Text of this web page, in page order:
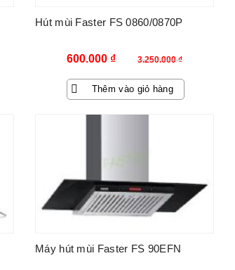
Hút mùi Faster FS 0860/0870P
3.250.000₫
Giá
gốc
là:
600.000 ₫
Giá
hiện
tại
Thêm vào giỏ hàng
Máy hút mùi Faster FS 90EFN